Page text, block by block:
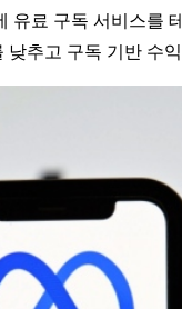
유료 구독 서비스를
추고 구독 기반 수